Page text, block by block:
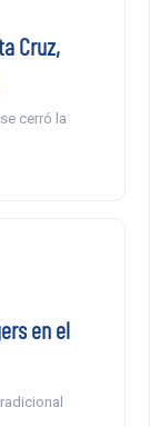
Cruz,
cerró la
en el